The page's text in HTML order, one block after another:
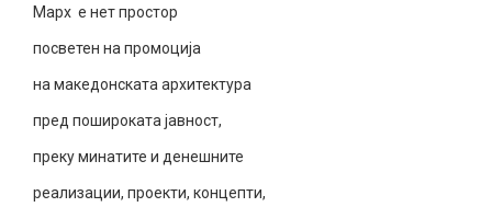
Марх е нет простор
посветен на промоција
на македонската архитектура
пред пошироката јавност,
преку минатите и денешните
реализации, проекти, концепти,